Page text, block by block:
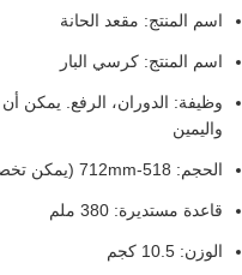
اسم المنتج: مقعد الحانة
اسم المنتج: كرسي البار
وظيفة: الدوران، الرفع. يمكن أن
واليمين
الحجم: 518-712mm (يمكن تخصيص الارتفاع)
قاعدة مستديرة: 380 ملم
الوزن: 10.5 كجم